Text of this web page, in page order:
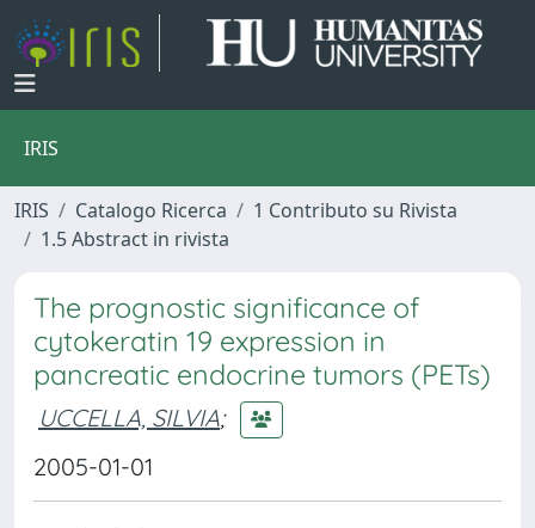
IRIS
IRIS Catalogo Ricerca
1 Contributo su Rivista
1.5 Abstract in rivista
The prognostic significance of
cytokeratin 19 expression in
pancreatic endocrine tumors (PETs)
UCCELLA, SILVIA;
2005-01-01